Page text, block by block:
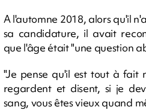
A l'automne 2018, alors qu'il
sa candidature, il avait
que l'âge était "une question
"Je pense qu'il est tout à fait
regardent et disent, si je
sang, vous êtes vieux quand